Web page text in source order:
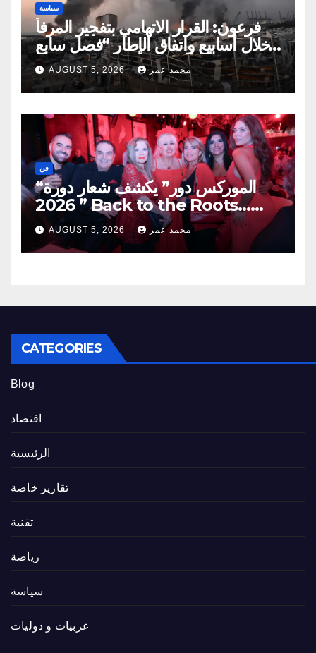
سياسة
فرعون: القرار الاتهامي بتفجير المرفأ
خلال أسابيع واتفاق الإطار “فصل سابع
ونصف”
AUGUST 5, 2026 محمد عمر
فن
“الموركس دور” يكشف شعار دورة
2026 ” Back to the Roots…
Eye on the Future “
AUGUST 5, 2026 محمد عمر
CATEGORIES
Blog
اقتصاد
الرئيسية
تقارير خاصة
تقنية
رياضة
سياسة
عربيات و دوليات